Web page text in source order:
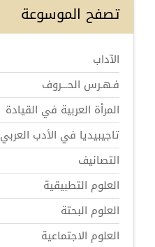
تصفح الموسوعة
الآداب
فـهـرس الحـــروف
المرأة العربية في القيادة
تاجيبيديا في الأدب العربي
التصانيف
العلوم التطبيقية
العلوم البحتة
العلوم الاجتماعية